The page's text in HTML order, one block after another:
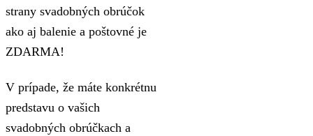
strany svadobných obrúčok
ako aj balenie a poštovné je
ZDARMA!
V prípade, že máte konkrétnu
predstavu o vašich
svadobných obrúčkach a